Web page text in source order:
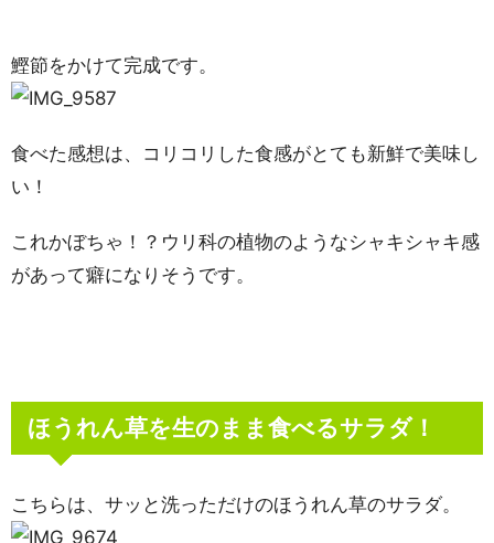
鰹節をかけて完成です。
食べた感想は、コリコリした食感がとても新鮮で美味し
い！
これかぼちゃ！？ウリ科の植物のようなシャキシャキ感
があって癖になりそうです。
ほうれん草を生のまま食べるサラダ！
こちらは、サッと洗っただけのほうれん草のサラダ。